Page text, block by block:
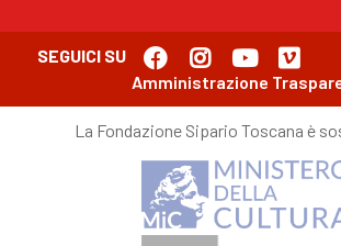
SEGUICI SU
Amministrazione
La Fondazione Sipario Toscana è